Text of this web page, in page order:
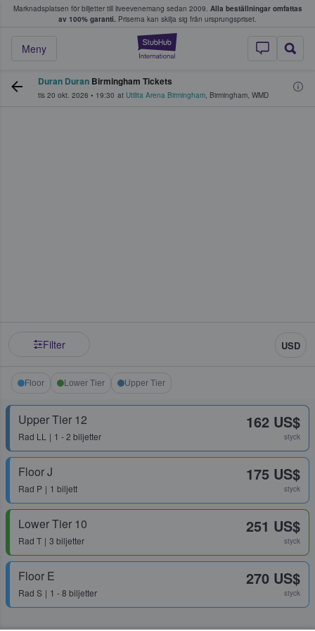
Marknadsplatsen för biljetter till liveevenemang sedan 2009. Alla beställningar omfattas
av 100% garanti. Priserna kan skilja sig från ursprungspriset.
StubHub – där
Meny
köper och säljer biljetter.
Duran Duran Birmingham Tickets
tis 20 okt. 2026 • 19:30 at Utilita Arena Birmingham, Birmingham, WMD
Filter USD
Floor Lower Tier Upper Tier
Upper Tier 12
Rad LL 1 - 2 biljetter
162 US$
styck
Floor J
Rad P 1 biljett
175 US$
styck
Lower Tier 10
Rad T 3 biljetter
251 US$
styck
Floor E
Rad S 1 - 8 biljetter
270 US$
styck